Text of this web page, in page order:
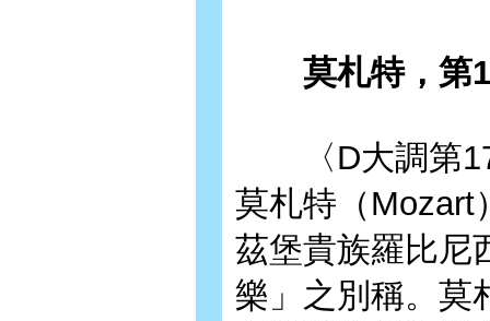
莫札特，第
〈D大調第17
莫札特（Mozart
茲堡貴族羅比尼
樂」之別稱。莫